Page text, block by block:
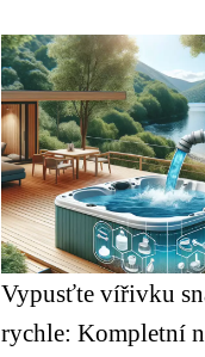
Vypusťte vířivku
rychle: Kompletní